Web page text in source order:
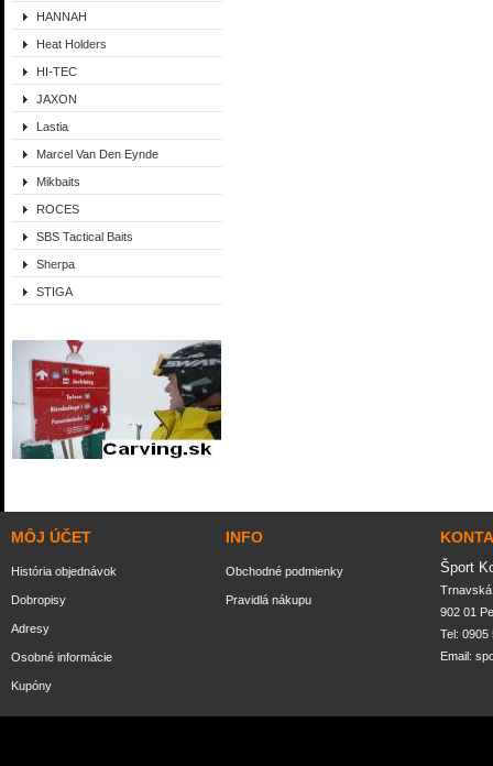
HANNAH
Heat Holders
HI-TEC
JAXON
Lastia
Marcel Van Den Eynde
Mikbaits
ROCES
SBS Tactical Baits
Sherpa
STIGA
MÔJ ÚČET
História objednávok
Dobropisy
Adresy
Osobné informácie
Kupóny
INFO
Obchodné podmienky
Pravidlá nákupu
Šport
902 01
Tel: 0905
Email: